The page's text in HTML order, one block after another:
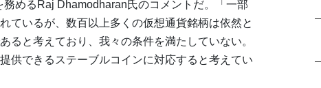
めるRaj Dhamodharan氏のコメントだ。「一部
ているが、数百以上多くの仮想通貨銘柄は依然と
ると考えており、我々の条件を満たしていない。
供できるステーブルコインに対応すると考えてい